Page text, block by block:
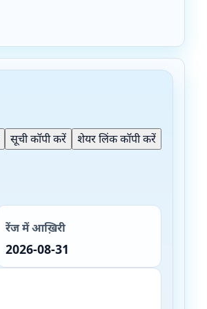
सूची कॉपी करें शेयर लिंक कॉपी करें
रेंज में आख़िरी
2026-08-31